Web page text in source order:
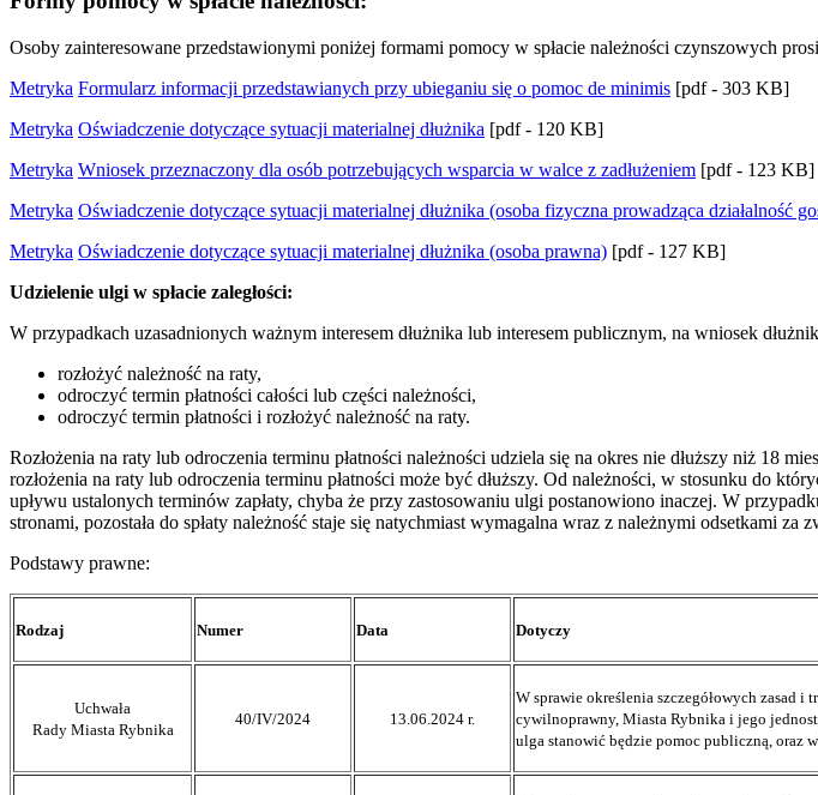
Osoby zainteresowane przedstawionymi poniżej formami pomocy w spłacie należności czynszowych
Metryka Formularz informacji przedstawianych przy ubieganiu się o pomoc de minimis [pdf - 303 KB]
Metryka Oświadczenie dotyczące sytuacji materialnej dłużnika [pdf - 120 KB]
Metryka Wniosek przeznaczony dla osób potrzebujących wsparcia w walce z zadłużeniem [pdf - 123 KB]
Metryka Oświadczenie dotyczące sytuacji materialnej dłużnika (osoba fizyczna prowadząca działalność
Metryka Oświadczenie dotyczące sytuacji materialnej dłużnika (osoba prawna) [pdf - 127 KB]
Udzielenie ulgi w spłacie zaległości:
W przypadkach uzasadnionych ważnym interesem dłużnika lub interesem publicznym, na wniosek
rozłożyć należność na raty,
odroczyć termin płatności całości lub części należności,
odroczyć termin płatności i rozłożyć należność na raty.
Rozłożenia na raty lub odroczenia terminu płatności należności udziela się na okres nie dłuższy niż 18
rozłożenia na raty lub odroczenia terminu płatności może być dłuższy. Od należności, w stosunku do
upływu ustalonych terminów zapłaty, chyba że przy zastosowaniu ulgi postanowiono inaczej. W
stronami, pozostała do spłaty należność staje się natychmiast wymagalna wraz z należnymi odsetkami za
Podstawy prawne:
Rodzaj Numer Data Dotyczy
Uchwała
Rady Miasta Rybnika
40/IV/2024 13.06.2024 r.
W sprawie określenia szczegółowych zasad
cywilnoprawny, Miasta Rybnika i jego
ulga stanowić będzie pomoc publiczną, oraz